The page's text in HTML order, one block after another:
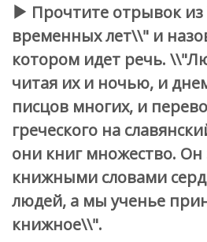
Прочтите отрывок
временных лет\\" и
котором идет речь.
читая их и ночью, и
писцов многих, и
греческого на
они книг множество. Он
книжными словами
людей, а мы ученье
книжное\\".